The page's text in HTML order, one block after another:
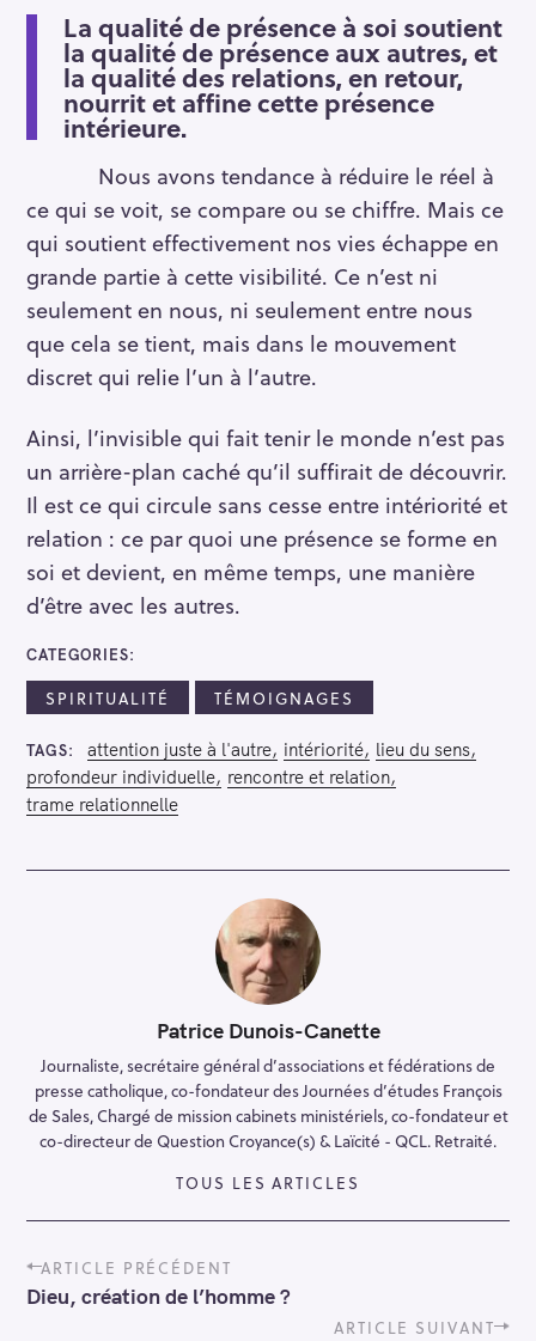
La qualité de présence à soi soutient
la qualité de présence aux autres, et
la qualité des relations, en retour,
nourrit et affine cette présence
intérieure.
Nous avons tendance à réduire le réel à
ce qui se voit, se compare ou se chiffre. Mais ce
qui soutient effectivement nos vies échappe en
grande partie à cette visibilité. Ce n’est ni
seulement en nous, ni seulement entre nous
que cela se tient, mais dans le mouvement
discret qui relie l’un à l’autre.
Ainsi, l’invisible qui fait tenir le monde n’est pas
un arrière-plan caché qu’il suffirait de découvrir.
Il est ce qui circule sans cesse entre intériorité et
relation : ce par quoi une présence se forme en
soi et devient, en même temps, une manière
d’être avec les autres.
CATEGORIES
SPIRITUALITÉ TÉMOIGNAGES
TAGS attention juste à l'autre intériorité
lieu du sens
profondeur individuelle rencontre et relation
trame relationnelle
Patrice Dunois-Canette
Journaliste, secrétaire général d’associations et fédérations de
presse catholique, co-fondateur des Journées d’études François
de Sales, Chargé de mission cabinets ministériels, co-fondateur et
co-directeur de Question Croyance(s) & Laïcité - QCL. Retraité.
TOUS LES ARTICLES
P
o
s
ARTICLE PRÉCÉDENT
Dieu, création de l’homme ?
ARTICLE SUIVANT
e
c
h
e
h
e
r